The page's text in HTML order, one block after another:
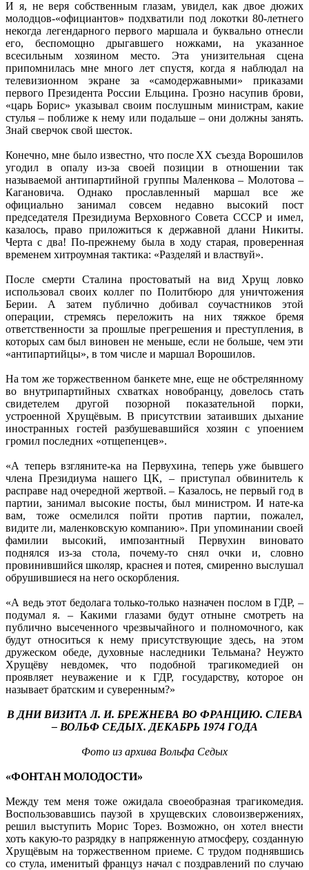
И я, не веря собственным глазам, увидел, как двое дюжих
молодцов-«официантов» подхватили под локотки 80-летнего
некогда легендарного первого маршала и буквально отнесли
его, беспомощно дрыгавшего ножками, на указанное
всесильным хозяином место. Эта унизительная сцена
припомнилась мне много лет спустя, когда я наблюдал на
телевизионном экране за «самодержавными» приказами
первого Президента России Ельцина. Грозно насупив брови,
«царь Борис» указывал своим послушным министрам, какие
стулья – поближе к нему или подальше – они должны занять.
Знай сверчок свой шесток.
Конечно, мне было известно, что после ХХ съезда Ворошилов
угодил в опалу из-за своей позиции в отношении так
называемой антипартийной группы Маленкова – Молотова –
Кагановича. Однако прославленный маршал все же
официально занимал совсем недавно высокий пост
председателя Президиума Верховного Совета СССР и имел,
казалось, право приложиться к державной длани Никиты.
Черта с два! По-прежнему была в ходу старая, проверенная
временем хитроумная тактика: «Разделяй и властвуй».
После смерти Сталина простоватый на вид Хрущ ловко
использовал своих коллег по Политбюро для уничтожения
Берии. А затем публично добивал соучастников этой
операции, стремясь переложить на них тяжкое бремя
ответственности за прошлые прегрешения и преступления, в
которых сам был виновен не меньше, если не больше, чем эти
«антипартийцы», в том числе и маршал Ворошилов.
На том же торжественном банкете мне, еще не обстрелянному
во внутрипартийных схватках новобранцу, довелось стать
свидетелем другой позорной показательной порки,
устроенной Хрущёвым. В присутствии затаивших дыхание
иностранных гостей разбушевавшийся хозяин с упоением
громил последних «отщепенцев».
«А теперь взгляните-ка на Первухина, теперь уже бывшего
члена Президиума нашего ЦК, – приступал обвинитель к
расправе над очередной жертвой. – Казалось, не первый год в
партии, занимал высокие посты, был министром. И нате-ка
вам, тоже осмелился пойти против партии, пожалел,
видите ли, маленковскую компанию». При упоминании своей
фамилии высокий, импозантный Первухин виновато
поднялся из-за стола, почему-то снял очки и, словно
провинившийся школяр, краснея и потея, смиренно выслушал
обрушившиеся на него оскорбления.
«А ведь этот бедолага только-только назначен послом в ГДР, –
подумал я. – Какими глазами будут отныне смотреть на
публично высеченного чрезвычайного и полномочного, как
будут относиться к нему присутствующие здесь, на этом
дружеском обеде, духовные наследники Тельмана? Неужто
Хрущёву невдомек, что подобной трагикомедией он
проявляет неуважение и к ГДР, государству, которое он
называет братским и суверенным?»
В ДНИ ВИЗИТА Л. И. БРЕЖНЕВА ВО ФРАНЦИЮ. СЛЕВА
– ВОЛЬФ СЕДЫХ. ДЕКАБРЬ 1974 ГОДА
Фото из архива Вольфа Седых
«ФОНТАН МОЛОДОСТИ»
Между тем меня тоже ожидала своеоб­разная трагикомедия.
Воспользовавшись паузой в хрущевских словоизвержениях,
решил выступить Морис Торез. Возможно, он хотел внести
хоть какую-то разрядку в напряженную атмосферу, созданную
Хрущёвым на торжественном приеме. С трудом поднявшись
со стула, именитый француз начал с поздравлений по случаю